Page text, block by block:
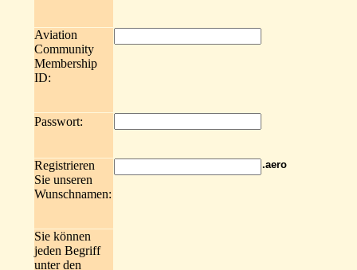
Aviation
Community
Membership
ID:
Passwort:
Registrieren
Sie unseren
Wunschnamen:
.aero
Sie können
jeden Begriff
unter den